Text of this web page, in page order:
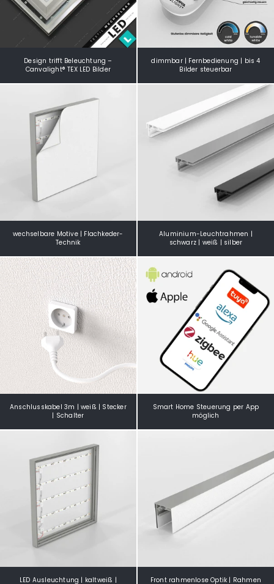
Design trifft Beleuchtung –
Canvalight® TEX LED Bilder
dimmbar | Fernbedienung | bis 4
Bilder steuerbar
wechselbare Motive | Flachkeder-
Technik
Aluminium-Leuchtrahmen |
schwarz | weiß | silber
Anschlusskabel 3m | weiß | Stecker
| Schalter
Smart Home Steuerung per App
möglich
LED Ausleuchtung | kaltweiß |
Front rahmenlose Optik | Rahmen